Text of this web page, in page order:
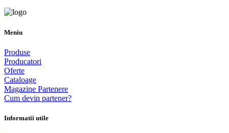
Meniu
Produse
Producatori
Oferte
Cataloage
Magazine Partenere
Cum devin partener?
Informatii utile